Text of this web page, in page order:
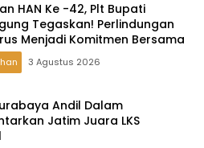
HAN Ke -42, Plt Bupati
Tegaskan! Perlindungan
Menjadi Komitmen Bersama
3 Agustus 2026
Andil Dalam
Jatim Juara LKS